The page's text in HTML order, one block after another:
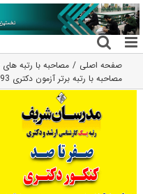
رفتن
به
محتوا
صفحه اصلی
مصاحبه با رتبه های
مصاحبه با رتبه برتر آزمون دکتری 93 رشته مهندسی شیمی